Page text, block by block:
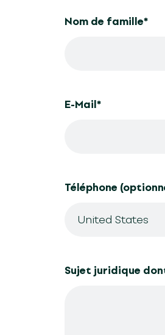
Nom de famille*
E-Mail *
Téléphone
United States
Sujet juridique